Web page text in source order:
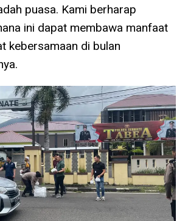
puasa. Kami berharap
ini dapat membawa manfaat
kebersamaan di bulan